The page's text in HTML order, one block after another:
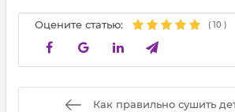
Оцените статью: ( 10 )
Как правильно сушить